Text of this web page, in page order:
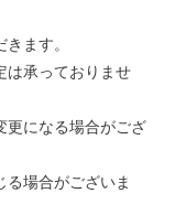
ます。
は承っておりませ
更になる場合がござ
場合がございま